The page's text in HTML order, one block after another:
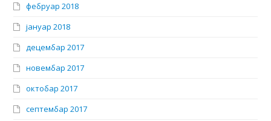
фебруар 2018
јануар 2018
децембар 2017
новембар 2017
октобар 2017
септембар 2017